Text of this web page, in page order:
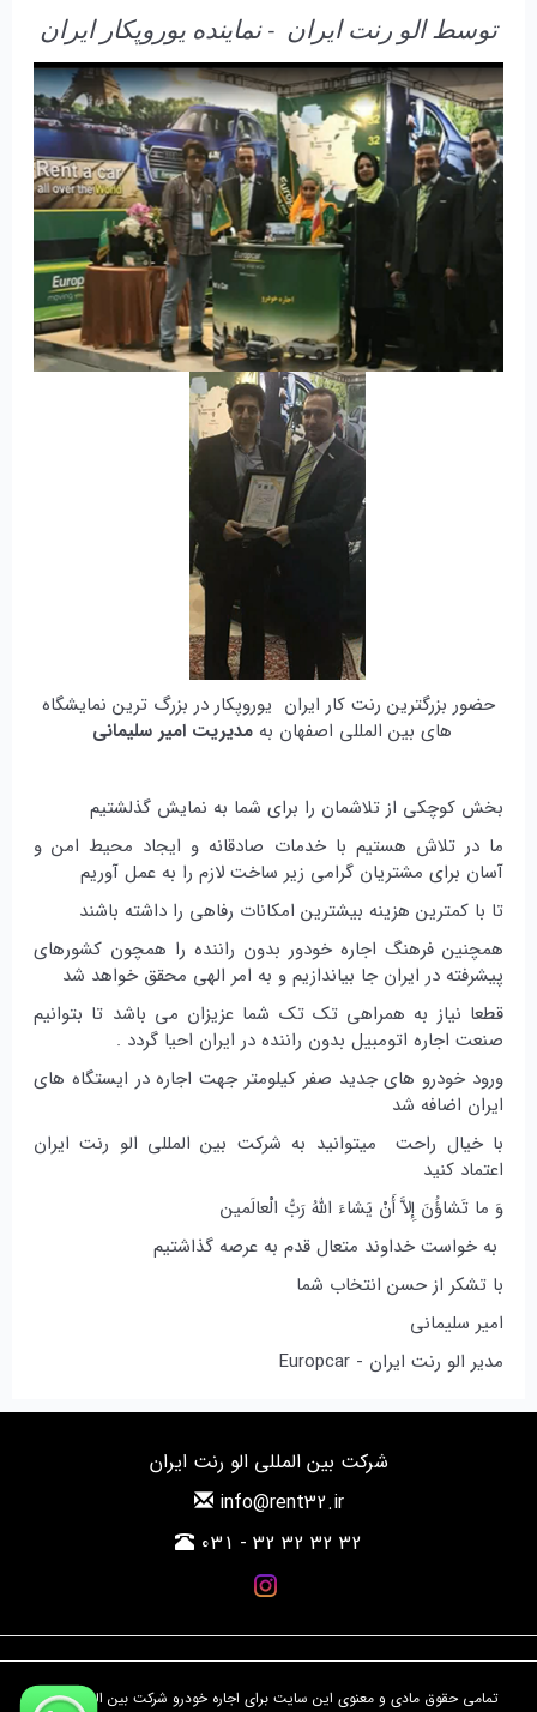
توسط الو رنت ایران - نماینده یوروپکار ایران
حضور بزرگترین رنت کار ایران یوروپکار در بزرگ ترین نمایشگاه
های بین المللی اصفهان بهمدیریت امیر سلیمانی
بخش کوچکی از تلاشمان را برای شما به نمایش گذلشتیم
ما در تلاش هستیم با خدمات صادقانه و ایجاد محیط امن و
آسان برای مشتریان گرامی زیر ساخت لازم را به عمل آوریم
تا با کمترین هزینه بیشترین امکانات رفاهی را داشته باشند
همچنین فرهنگ اجاره خودور بدون راننده را همچون کشورهای
پیشرفته در ایران جا بیاندازیم و به امر الهی محقق خواهد شد
قطعا نیاز به همراهی تک تک شما عزیزان می باشد تا بتوانیم
صنعت اجاره اتومبیل بدون راننده در ایران احیا گردد .
ورود خودرو های جدید صفر کیلومتر جهت اجاره در ایستگاه های
ایران اضافه شد
با خیال راحت میتوانید به شرکت بین المللی الو رنت ایران
اعتماد کنید
وَ ما تَشاؤُنَ إِلاَّ أَنْ یَشاءَ اللَّهُ رَبُّ الْعالَمین‌
به خواست خداوند متعال قدم به عرصه گذاشتیم
با تشکر از حسن انتخاب شما
امیر سلیمانی
مدیر الو رنت ایران - Europcar
شرکت بین المللی الو رنت ایران
info@rent32.ir
031 - 32 32 32 32
تمامی حقوق مادی و معنوی این سایت برای اجاره خودرو شرکت بین المللی الو